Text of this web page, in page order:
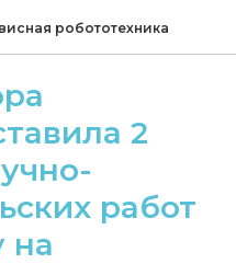
робототехника
2
работ
на